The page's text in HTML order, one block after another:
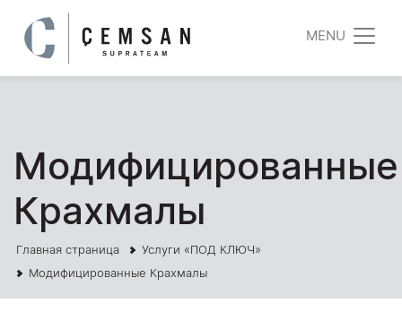
MENU
Модифицированные
Крахмалы
Главная страница
Услуги «ПОД КЛЮЧ»
Модифицированные Крахмалы